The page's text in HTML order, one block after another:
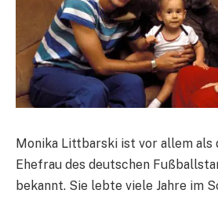
Monika Littbarski ist vor allem als
Ehefrau des deutschen
bekannt. Sie lebte viele Jahre im